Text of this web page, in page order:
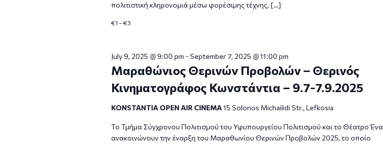
πολιτιστική κληρονομιά μέσω φορέσιμης τέχνης, […]
€1 – €3
Μαραθώνιος Θερινών Προβολών – Θερινός
Κινηματογράφος Κωνστάντια – 9.7-7.9.2025
July 9, 2025 @ 9:00 pm - September 7, 2025 @ 11:00 pm
KONSTANTIA OPEN AIR CINEMA15 Solonos Michailidi Str., Lefkosia
Το Τμήμα Σύγχρονου Πολιτισμού του Υφυπουργείου Πολιτισμού και το Θέατρο Ένα
ανακοινώνουν την έναρξη του Μαραθωνίου Θερινών Προβολών 2025, το οποίο